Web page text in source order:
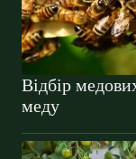
Відбір
меду